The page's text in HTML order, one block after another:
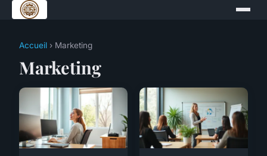
Accueil › Marketing
Marketing